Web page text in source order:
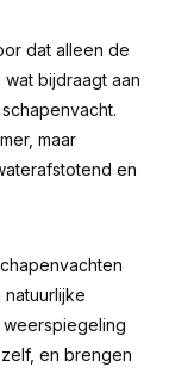
dat alleen de
bijdraagt aan
maar
en
en brengen